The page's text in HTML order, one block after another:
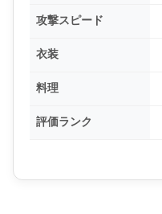
攻撃スピード
衣装
料理
評価ランク